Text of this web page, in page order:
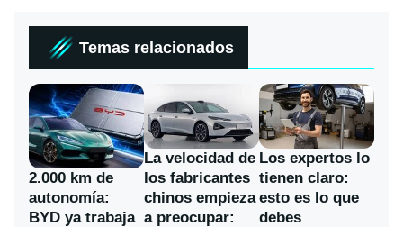
Temas relacionados
2.000 km de
autonomía:
BYD ya trabaja
La velocidad de
los fabricantes
chinos empieza
a preocupar:
Los expertos lo
tienen claro:
esto es lo que
debes